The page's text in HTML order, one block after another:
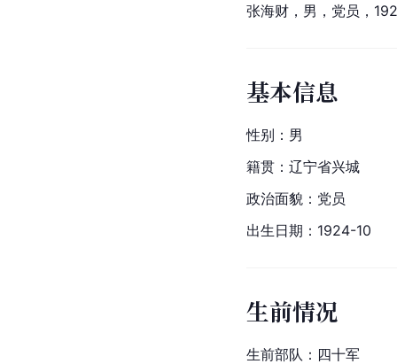
张海财，男，党员，
基本信息
性别：男
籍贯：辽宁省兴城
政治面貌：党员
出生日期：1924-10
生前情况
生前部队：四十军